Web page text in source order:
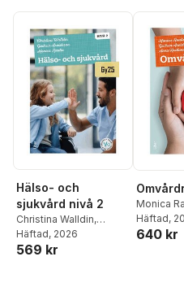
Hälso- och
sjukvård nivå 2
Christina Walldin,
Gudrun Arvidsson
Monica Rautio
Häftad, 2026
569 kr
Monica
Arvidsson
Hedlund
Häftad,
640 kr